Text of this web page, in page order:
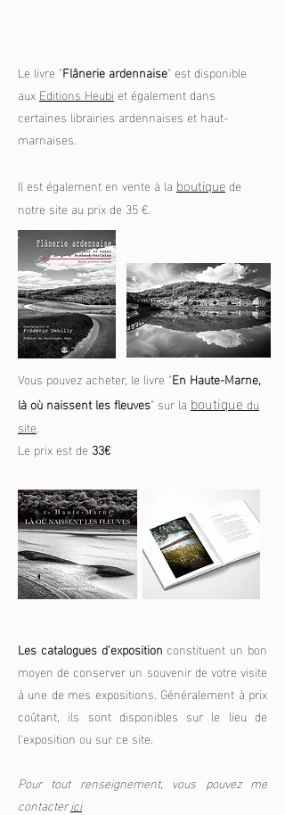
Le livre "Flânerie ardennaise" est disponible
aux Editions Heubi et également dans
certaines librairies ardennaises et haut-
marnaises.
Il est également en vente à la boutique de
notre site au prix de 35 €.
Vous pouvez acheter, le livre "En Haute-Marne,
là où naissent les fleuves" sur la boutique du
site.
Le prix est de 33€
Les catalogues d'exposition constituent un bon
moyen de conserver un souvenir de votre visite
à une de mes expositions. Généralement à prix
coûtant, ils sont disponibles sur le lieu de
l'exposition ou sur ce site.
Pour tout renseignement, vous pouvez me
contacterici